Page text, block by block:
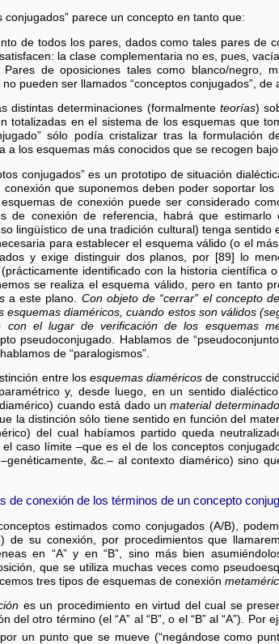
conjugados” parece un concepto en tanto que:
de todos los pares, dados como tales pares de
la clase complementaria no es, pues,
de oposiciones tales como blanco/negro,
pueden ser llamados “conceptos conjugados”, de
distintas determinaciones (formalmente teorías)
totalizadas en el sistema de los esquemas que
sólo podía cristalizar tras la formulación
a los esquemas más conocidos que se recogen
conjugados” es un prototipo de situación
que suponemos deben poder soportar
de conexión puede ser considerado
de conexión de referencia, habrá que
lingüístico de una tradición cultural) tenga
para establecer el esquema válido (o el
y exige distinguir dos planos, por [89] lo
(prácticamente identificado con la historia científica
se realiza el esquema válido, pero en tanto
a este plano. Con objeto de “cerrar” el concepto
esquemas diaméricos, cuando estos son válidos
con el lugar de verificación de los esquemas
pseudoconjugado. Hablamos de
de “paralogismos”.
entre los esquemas diaméricos de
y, desde luego, en un sentido
cuando está dado unmaterial
la distinción sólo tiene sentido en función del
del cual habíamos partido queda
caso límite –que es el de los conceptos
–genéticamente, &c.– al contexto diamérico) sino
de conexión de los términos de un concepto
estimados como conjugados (A/B),
de su conexión, por procedimientos que
en “A” y en “B”, sino más bien
que se utiliza muchas veces como
tres tipos de esquemas de conexión
es un procedimiento en virtud del cual se
del otro término (el “A” al “B”, o el “B” al “A”).
un punto que se mueve (“negándose como